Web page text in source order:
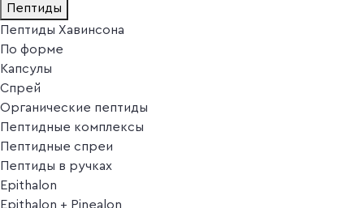
Пептиды
Пептиды Хавинсона
По форме
Капсулы
Спрей
Органические пептиды
Пептидные комплексы
Пептидные спреи
Пептиды в ручках
Epithalon
Epithalon + Pinealon